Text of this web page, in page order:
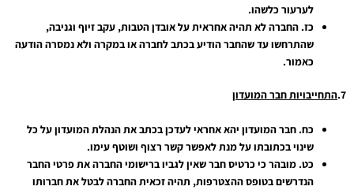
לערעור כלשהו.
כז.החברה לא תהיה אחראית על אובדן הטבות, עקב זיוף וגניבה,
שהתרחשו עד שהחבר הודיע בכתב לחברה או במקרה ולא נמסרה הודעה
כאמור.
7. התחייבויות חבר המועדון
כח.חבר המועדון יהא אחראי לעדכן בכתב את הנהלת המועדון על כל
שינוי בכתובתו על מנת לאפשר קשר רצוף ושוטף עימו.
כט.מובהר כי כרטיס חבר שאין לגביו ברישומי החברה את פרטי החבר
הנדרשים בטופס ההצטרפות, תהיה זכאית החברה לבטל את חברותו